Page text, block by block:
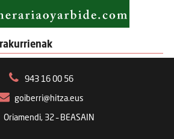
943 16 00 56
goiberri@hitza.eus
Oriamendi, 32 – BEASAIN